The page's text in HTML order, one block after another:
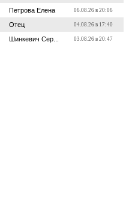
Петрова Елена 06.08.26 в 20:06
Отец 04.08.26 в 17:40
Шинкевич Сер... 03.08.26 в 20:47